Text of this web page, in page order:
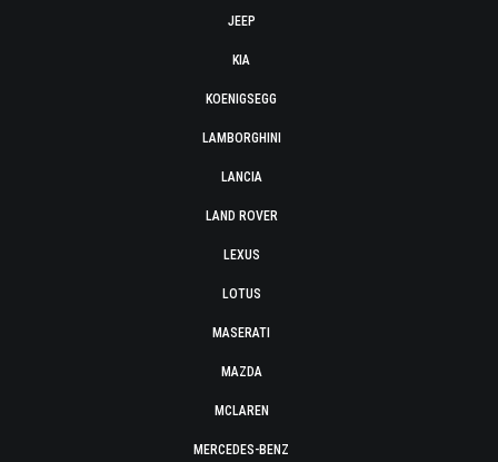
JEEP
KIA
KOENIGSEGG
LAMBORGHINI
LANCIA
LAND ROVER
LEXUS
LOTUS
MASERATI
MAZDA
MCLAREN
MERCEDES-BENZ